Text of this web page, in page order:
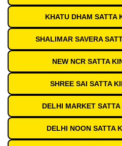
KHATU DHAM SATTA
SHALIMAR SAVERA
NEW NCR SATTA
SHREE SAI SATTA
DELHI MARKET
DELHI NOON SATTA